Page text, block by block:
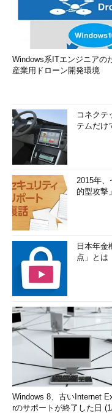
Windows系ITエンジニアの
産業用ドローン開発環境
コネクテ
テムだけ
2015年
的型攻撃
日本年金
点」とは
Windows 8、古いInternet
rのサポートが終了した日